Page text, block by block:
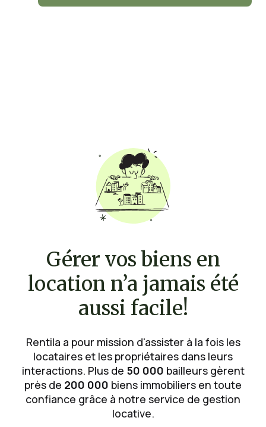
Gérer vos biens en
location n’a jamais été
aussi facile!
Rentila a pour mission d'assister à la fois les
locataires et les propriétaires dans leurs
interactions. Plus de 50 000 bailleurs gèrent
près de 200 000 biens immobiliers en toute
confiance grâce à notre service de gestion
locative.